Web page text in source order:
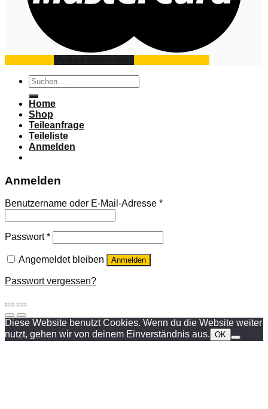
Suchen
nach:
Home
Shop
Teileanfrage
Teileliste
Anmelden
Anmelden
Benutzername oder E-Mail-Adresse *
Passwort*
Angemeldet bleiben Anmelden
Passwort vergessen?
Diese Website benutzt Cookies. Wenn du die Website weiter
nutzt, gehen wir von deinem Einverständnis aus. OK